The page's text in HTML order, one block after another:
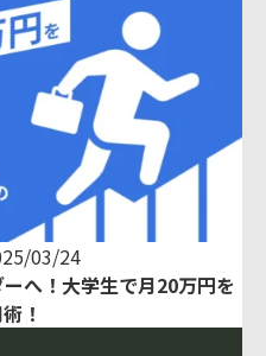
03/24
へ！大学生で月20万円を
！